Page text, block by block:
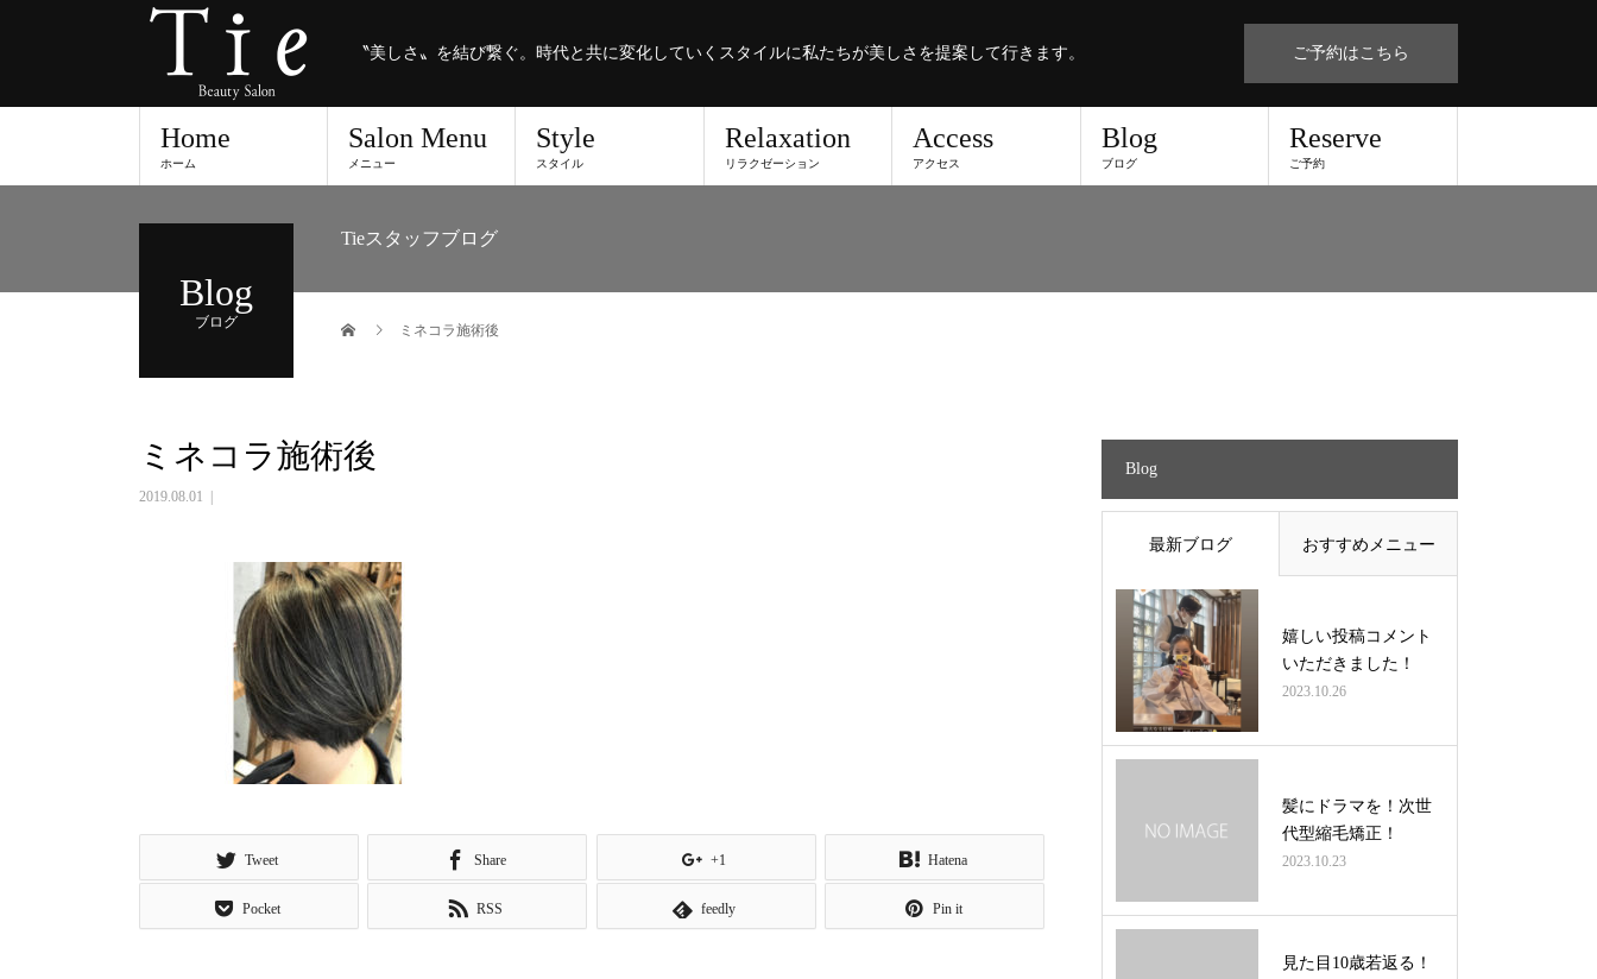
〝美しさ〟を結び繋ぐ。時代と共に変化していくスタイルに私たちが美しさを提案して行きます。 ご予約はこちら
Home
ホーム
Salon Menu
メニュー
Style
スタイル
Relaxation
リラクゼーション
Access
アクセス
Blog
ブログ
Reserve
ご予約
Blog
ブログ
Tieスタッフブログ
ミネコラ施術後
ミネコラ施術後
2019.08.01
Tweet Share +1 Hatena
Pocket RSS feedly Pin it
Blog
最新ブログ おすすめメニュー
嬉しい投稿コメント
いただきました！
2023.10.26
髪にドラマを！次世
代型縮毛矯正！
2023.10.23
見た目10歳若返る！